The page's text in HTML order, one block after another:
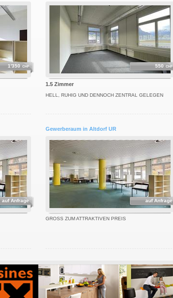
1'350 CHF 550 CHF
1.5 Zimmer
HELL, RUHIG UND DENNOCH ZENTRAL GELEGEN
auf Anfrage
Gewerberaum in Altdorf UR
auf Anfrage
GROSS ZUM ATTRAKTIVEN PREIS